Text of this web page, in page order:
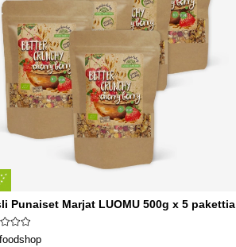
Punaiset Marjat LUOMU 500g x 5 pakettia